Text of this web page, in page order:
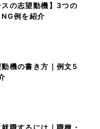
スの志望動機】3つの
例を紹介
機の書き方｜例文5
職するには｜職種・